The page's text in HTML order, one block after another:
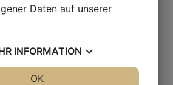
Daten auf unserer
INFORMATION
OK